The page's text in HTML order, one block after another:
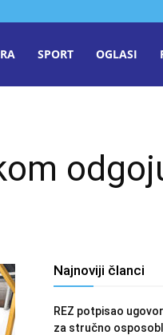
SPORT OGLASI
Najnoviji članci
REZ potpisao
za stručno